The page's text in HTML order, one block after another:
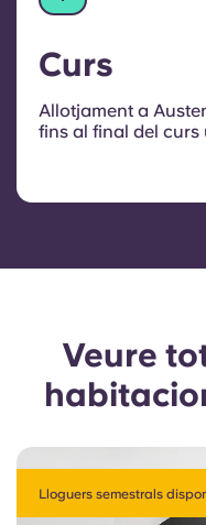
Curs
Allotjament a
fins al final del curs
Veure
Lloguers semestrals